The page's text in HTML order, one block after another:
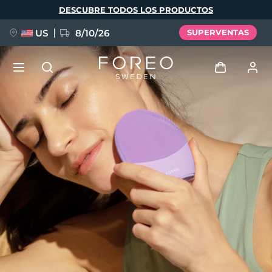
DESCUBRE TODOS LOS PRODUCTOS
US 8/10/26 SUPERVENTAS
Perfil de usuario
Mis dispositivos
Mis pedidos
Mis direcciones
Mis suscripciones
NUEVO
FAQ™ Pure Beauty-Tech Elixir
BREAKING NEWS
issa™ Teeth Whitening Set
Idioma
English Deutsch
Español
Français
Italiano
Português
Svenska
Русский
Türkçe
简体中文 繁體中文